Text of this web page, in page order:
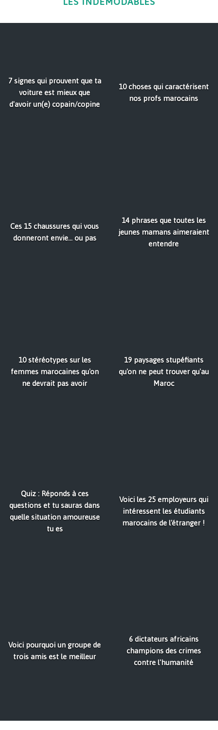
7 signes qui prouvent que ta
voiture est mieux que
d'avoir un(e) copain/copine
10 choses qui caractérisent
nos profs marocains
Ces 15 chaussures qui vous
donneront envie… ou pas
14 phrases que toutes les
jeunes mamans aimeraient
entendre
10 stéréotypes sur les
femmes marocaines qu'on
ne devrait pas avoir
19 paysages stupéfiants
qu'on ne peut trouver qu'au
Maroc
Quiz : Réponds à ces
questions et tu sauras dans
quelle situation amoureuse
tu es
Voici les 25 employeurs qui
intéressent les étudiants
marocains de l'étranger !
Voici pourquoi un groupe de
trois amis est le meilleur
6 dictateurs africains
champions des crimes
contre l'humanité